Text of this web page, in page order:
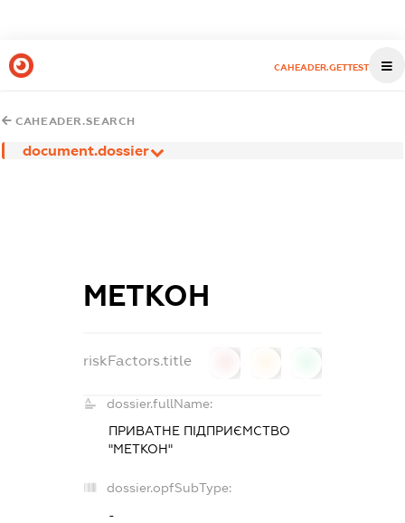
CAHEADER.GETTEST
CAHEADER.SEARCH
document.dossier
МЕТКОН
riskFactors.title
dossier.fullName:
ПРИВАТНЕ ПІДПРИЄМСТВО
"МЕТКОН"
dossier.opfSubType:
-